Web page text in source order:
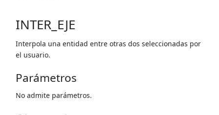
INTER_EJE
Interpola una entidad entre otras dos seleccionadas por
el usuario.
Parámetros
No admite parámetros.